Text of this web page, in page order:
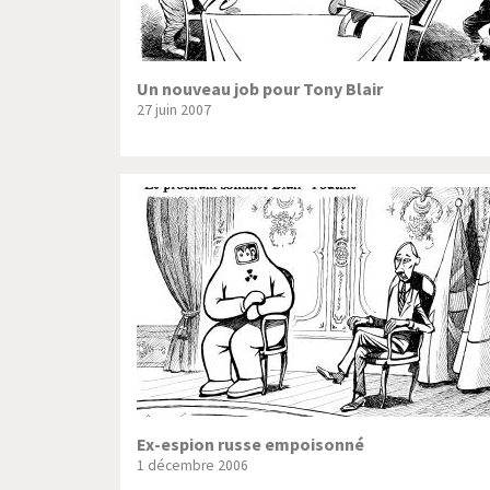
Un nouveau job pour Tony Blair
27 juin 2007
Ex-espion russe empoisonné
1 décembre 2006